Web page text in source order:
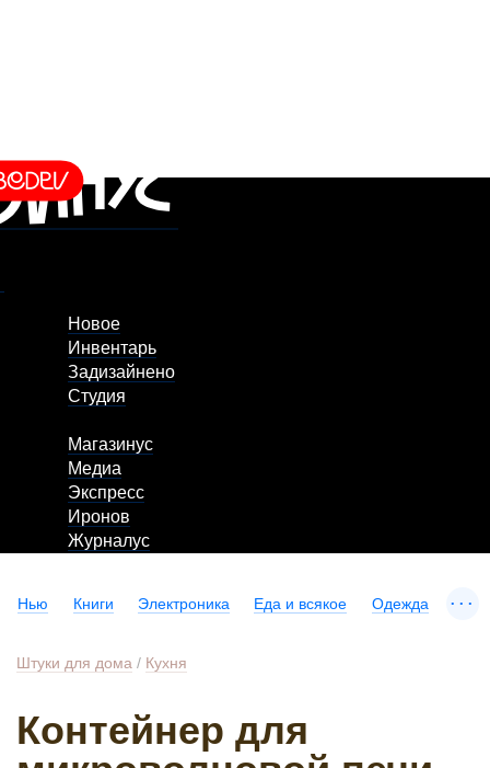
Новое
Инвентарь
Задизайнено
Студия
Магазинус
Медиа
Экспресс
Иронов
Журналус
Нью Книги Электроника Еда и всякое Одежда ...
Штуки для дома / Кухня
Контейнер для